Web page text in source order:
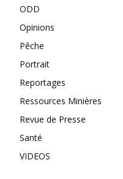
ODD
Opinions
Pêche
Portrait
Reportages
Ressources Minières
Revue de Presse
Santé
VIDEOS